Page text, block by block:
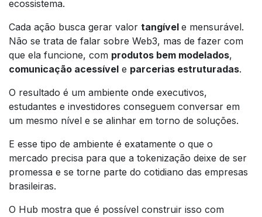
ecossistema.
Cada ação busca gerar valor tangível e mensurável.
Não se trata de falar sobre Web3, mas de fazer com
que ela funcione, com produtos bem modelados,
comunicação acessível e parcerias estruturadas.
O resultado é um ambiente onde executivos,
estudantes e investidores conseguem conversar em
um mesmo nível e se alinhar em torno de soluções.
E esse tipo de ambiente é exatamente o que o
mercado precisa para que a tokenização deixe de ser
promessa e se torne parte do cotidiano das empresas
brasileiras.
O Hub mostra que é possível construir isso com